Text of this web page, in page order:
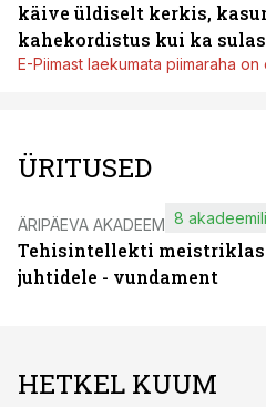
käive üldiselt kerkis,
kahekordistus kui ka
E-Piimast laekumata piimaraha
ÜRITUSED
ÄRIPÄEVA AKADEEMIA
Tehisintellekti
juhtidele - vundament
8
HETKEL KUUM